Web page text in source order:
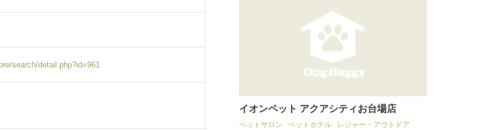
search/detail.php?id=961
イオンペット アクアシティお台場店
ペットサロン ペットホテル レジャー・アウトドア